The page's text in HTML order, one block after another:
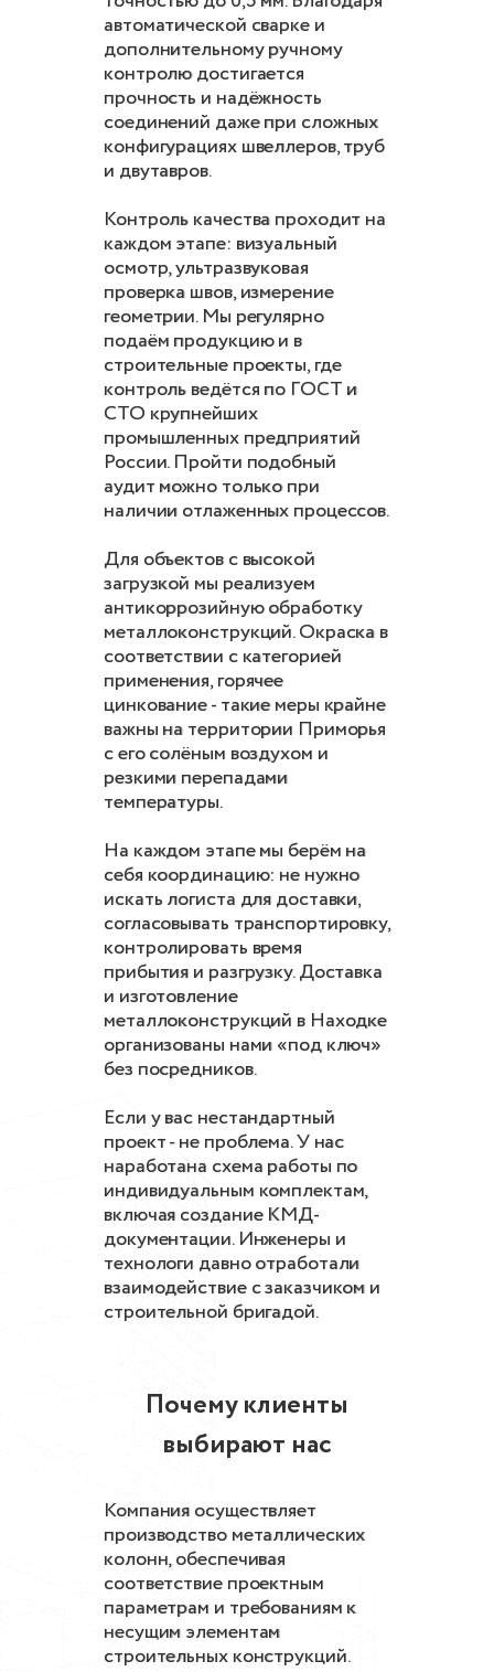
автоматической сварке и
дополнительному ручному
контролю достигается
прочность и надёжность
соединений даже при сложных
конфигурациях швеллеров, труб
и двутавров.
Контроль качества проходит на
каждом этапе: визуальный
осмотр, ультразвуковая
проверка швов, измерение
геометрии. Мы регулярно
подаём продукцию и в
строительные проекты, где
контроль ведётся по ГОСТ и
СТО крупнейших
промышленных предприятий
России. Пройти подобный
аудит можно только при
наличии отлаженных процессов.
Для объектов с высокой
загрузкой мы реализуем
антикоррозийную обработку
металлоконструкций. Окраска в
соответствии с категорией
применения, горячее
цинкование - такие меры крайне
важны на территории Приморья
с его солёным воздухом и
резкими перепадами
температуры.
На каждом этапе мы берём на
себя координацию: не нужно
искать логиста для доставки,
согласовывать транспортировку,
контролировать время
прибытия и разгрузку. Доставка
и изготовление
металлоконструкций в Находке
организованы нами «под ключ»
без посредников.
Если у вас нестандартный
проект - не проблема. У нас
наработана схема работы по
индивидуальным комплектам,
включая создание КМД-
документации. Инженеры и
технологи давно отработали
взаимодействие с заказчиком и
строительной бригадой.
Почему клиенты
выбирают нас
Компания осуществляет
производство металлических
колонн, обеспечивая
соответствие проектным
параметрам и требованиям к
несущим элементам
строительных конструкций.